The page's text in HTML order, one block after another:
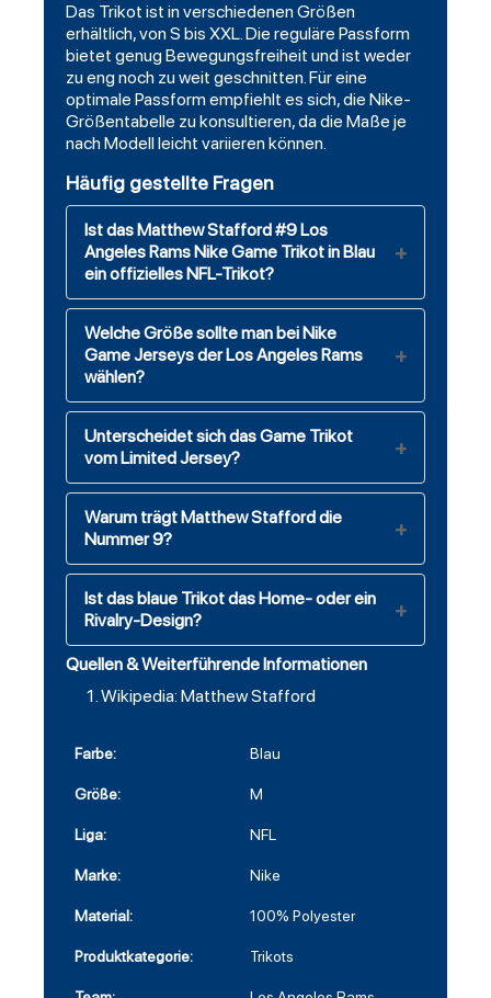
Das Trikot ist in verschiedenen Größen
erhältlich, von S bis XXL. Die reguläre Passform
bietet genug Bewegungsfreiheit und ist weder
zu eng noch zu weit geschnitten. Für eine
optimale Passform empfiehlt es sich, die Nike-
Größentabelle zu konsultieren, da die Maße je
nach Modell leicht variieren können.
Häufig gestellte Fragen
Ist das Matthew Stafford #9 Los
Angeles Rams Nike Game Trikot in Blau
ein offizielles NFL-Trikot?
Welche Größe sollte man bei Nike
Game Jerseys der Los Angeles Rams
wählen?
Unterscheidet sich das Game Trikot
vom Limited Jersey?
Warum trägt Matthew Stafford die
Nummer 9?
Ist das blaue Trikot das Home- oder ein
Rivalry-Design?
Quellen & Weiterführende Informationen
Wikipedia: Matthew Stafford
Farbe: Blau
Größe: M
Liga: NFL
Marke: Nike
Material: 100% Polyester
Produktkategorie: Trikots